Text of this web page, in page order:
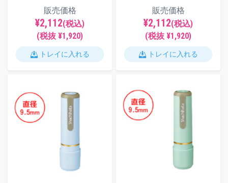
販売価格
¥2,112(税込)
(税抜 ¥1,920)
トレイに入れる
販売価格
¥2,112(税込)
(税抜 ¥1,920)
トレイに入れる